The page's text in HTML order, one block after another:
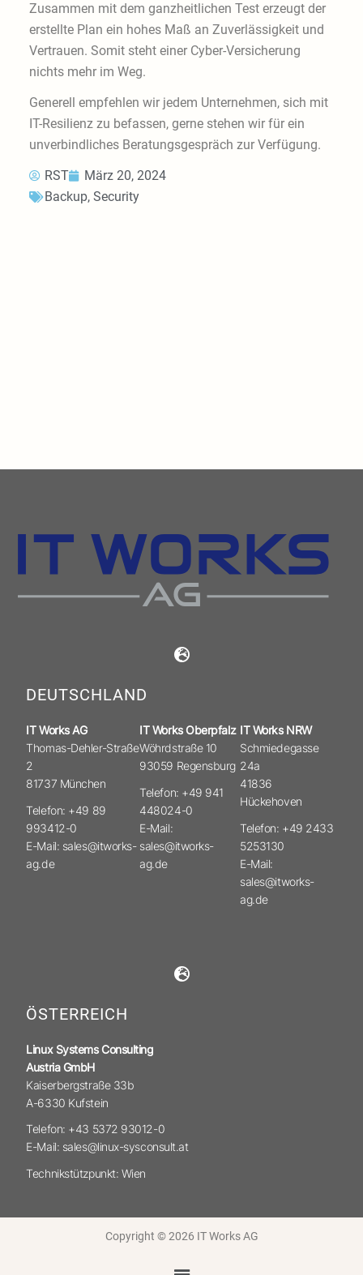
Zusammen mit dem ganzheitlichen Test erzeugt der
erstellte Plan ein hohes Maß an Zuverlässigkeit und
Vertrauen. Somit steht einer Cyber-Versicherung
nichts mehr im Weg.
Generell empfehlen wir jedem Unternehmen, sich mit
IT-Resilienz zu befassen, gerne stehen wir für ein
unverbindliches Beratungsgespräch zur Verfügung.
RST
März 20, 2024
Backup, Security
DEUTSCHLAND
IT Works AG
Thomas-Dehler-Straße
2
81737 München
Telefon: +49 89
993412-0
E-Mail: sales@itworks-
ag.de
IT Works Oberpfalz
Wöhrdstraße 10
93059 Regensburg
Telefon: +49 941
448024-0
E-Mail:
sales@itworks-
ag.de
IT Works NRW
Schmiedegasse
24a
41836
Hückehoven
Telefon: +49 2433
5253130
E-Mail:
sales@itworks-
ag.de
ÖSTERREICH
Linux Systems Consulting
Austria GmbH
Kaiserbergstraße 33b
A-6330 Kufstein
Telefon: +43 5372 93012-0
E-Mail: sales@linux-sysconsult.at
Technikstützpunkt: Wien
Copyright © 2026 IT Works AG
Menü